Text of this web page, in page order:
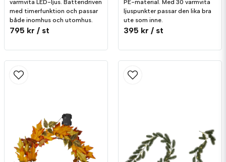
varmvita LED-ljus. Batteridriven
med timerfunktion och passar
både inomhus och utomhus.
795 kr / st
PE-material. Med 30 varmvita
ljuspunkter passar den lika bra
ute som inne.
395 kr / st